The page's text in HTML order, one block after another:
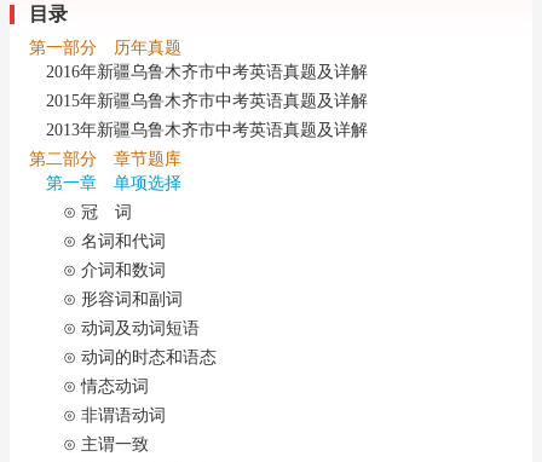
目录
第一部分 历年真题
2016年新疆乌鲁木齐市中考英语真题及详解
2015年新疆乌鲁木齐市中考英语真题及详解
2013年新疆乌鲁木齐市中考英语真题及详解
第二部分 章节题库
第一章 单项选择
⊙ 冠 词
⊙ 名词和代词
⊙ 介词和数词
⊙ 形容词和副词
⊙ 动词及动词短语
⊙ 动词的时态和语态
⊙ 情态动词
⊙ 非谓语动词
⊙ 主谓一致